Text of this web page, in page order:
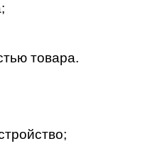
товара.